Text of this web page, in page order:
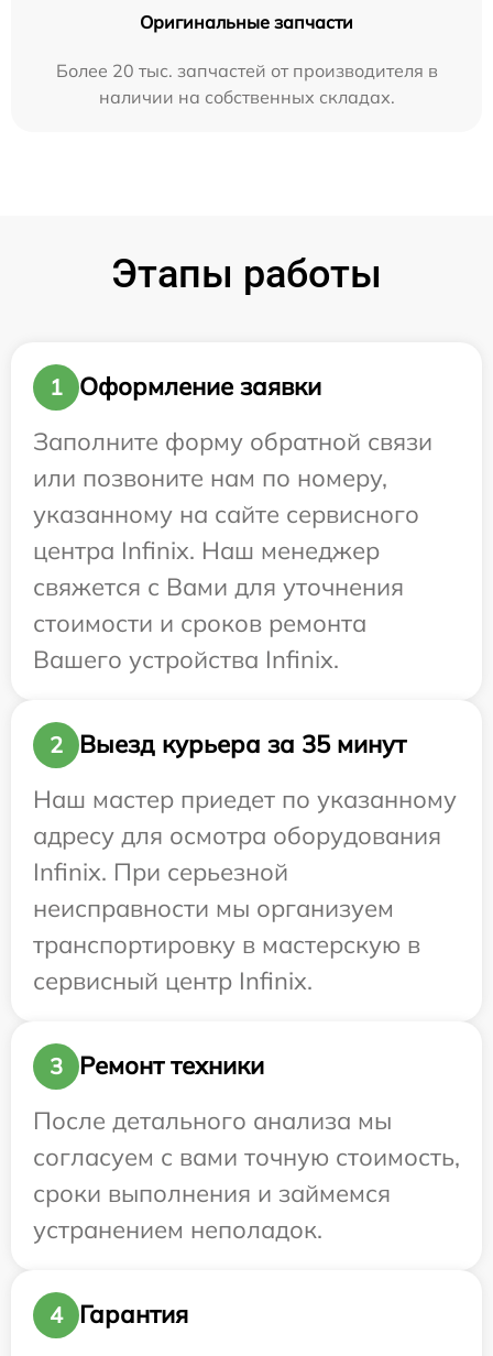
Оригинальные запчасти
Более 20 тыс. запчастей от производителя в
наличии на собственных складах.
Этапы работы
1
Оформление заявки
Заполните форму обратной связи
или позвоните нам по номеру,
указанному на сайте сервисного
центра Infinix. Наш менеджер
свяжется с Вами для уточнения
стоимости и сроков ремонта
Вашего устройства Infinix.
2
Выезд курьера за 35 минут
Наш мастер приедет по указанному
адресу для осмотра оборудования
Infinix. При серьезной
неисправности мы организуем
транспортировку в мастерскую в
сервисный центр Infinix.
3
Ремонт техники
После детального анализа мы
согласуем с вами точную стоимость,
сроки выполнения и займемся
устранением неполадок.
4
Гарантия